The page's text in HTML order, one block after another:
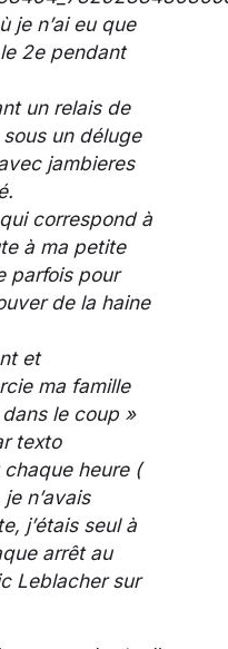
je n’ai eu que
2e pendant
un relais de
un déluge
jambieres
correspond à
à ma petite
parfois pour
de la haine
et
ma famille
le coup »
texto
heure (
n’avais
j’étais seul à
arrêt au
Leblacher sur